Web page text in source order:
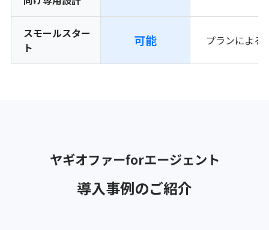
スモールスター
ト
可能 プランによる
ヤギオファーforエージェント
導入事例のご紹介